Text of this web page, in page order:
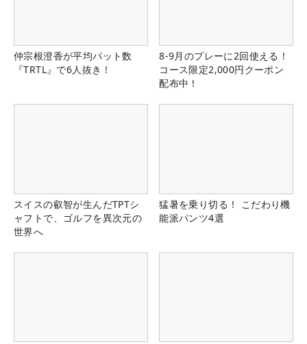
仲宗根澄香が平均パット数
『TRTL』で6人抜き！
8-9月のプレーに2回使える！
コース限定2,000円クーポン
配布中！
スイスの叡智が生んだTPTシ
ャフトで、ゴルフを異次元の
世界へ
猛暑を乗り切る！ こだわり機
能派パンツ4選